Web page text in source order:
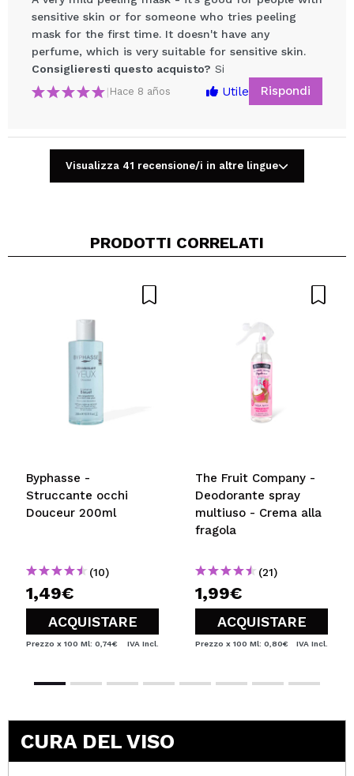
Il tuo video potrebbe essere il primo. Immaginalo...
INVIA
sensitive skin or for someone who tries peeling
mask for the first time. It doesn't have any
perfume, which is very suitable for sensitive skin.
Consiglieresti questo acquisto? Si
| Hace 8 años Utile Rispondi
Visualizza 41 recensione/i in altre lingue
PRODOTTI CORRELATI
Byphasse -
Struccante occhi
Douceur 200ml
(10)
1,49€
ACQUISTARE
Prezzo x 100 Ml: 0,74€ IVA Incl.
The Fruit Company -
Deodorante spray
multiuso - Crema alla
fragola
(21)
1,99€
ACQUISTARE
Prezzo x 100 Ml: 0,80€ IVA Incl.
CURA DEL VISO